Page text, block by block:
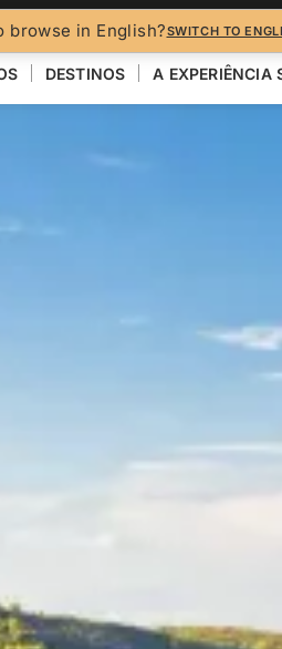
browse in English?SWITCH TO
DESTINOS A EXPERIÊNCIA